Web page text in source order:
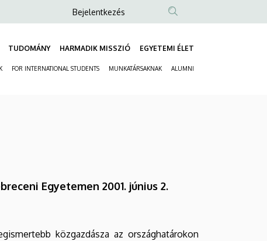
Anonim
fiók
Bejelentkezés
TUDOMÁNY HARMADIK MISSZIÓ EGYETEMI ÉLET
FOR INTERNATIONAL STUDENTS MUNKATÁRSAKNAK ALUMNI
Egyetemen 2001. június 2.
közgazdásza az országhatárokon